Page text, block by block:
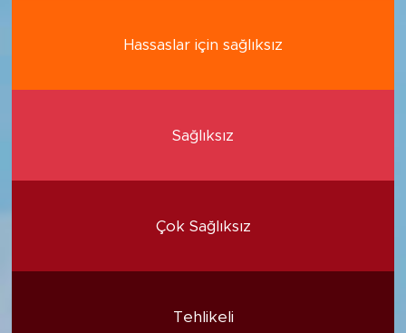
Hassaslar için sağlıksız
Sağlıksız
Çok Sağlıksız
Tehlikeli